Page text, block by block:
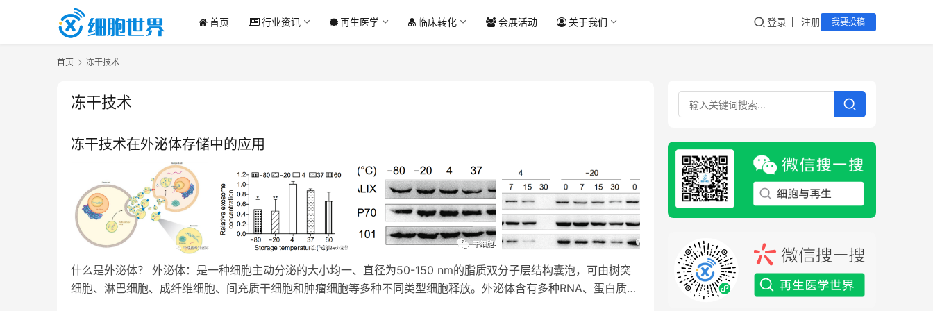
首页 行业资讯 再生医学 临床转化 会展活动 关于我们 登录 注册 我要投稿
首页 冻干技术
冻干技术
冻干技术在外泌体存储中的应用
什么是外泌体？ 外泌体：是一种细胞主动分泌的大小均一、直径为50-150 nm的脂质双分子层结构囊泡，可由树突
细胞、淋巴细胞、成纤维细胞、间充质干细胞和肿瘤细胞等多种不同类型细胞释放。外泌体含有多种RNA、蛋白质…